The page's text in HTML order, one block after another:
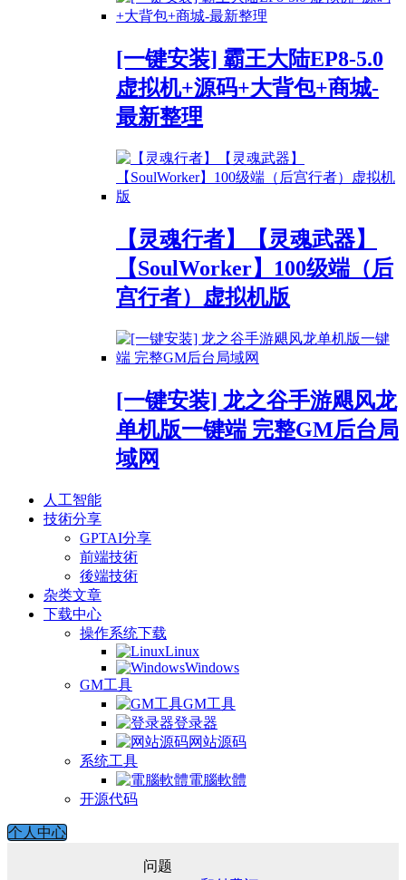
[一键安装] 霸王大陆EP8-5.0
虚拟机+源码+大背包+商城-
最新整理
【灵魂行者】【灵魂武器】
【SoulWorker】100级端（后
宫行者）虚拟机版
[一键安装] 龙之谷手游飓风龙
单机版一键端 完整GM后台局
域网
人工智能
技術分享
GPTAI分享
前端技術
後端技術
杂类文章
下载中心
操作系统下载
Linux
Windows
GM工具
GM工具
登录器
网站源码
系统工具
電腦軟體
开源代码
个人中心
问题